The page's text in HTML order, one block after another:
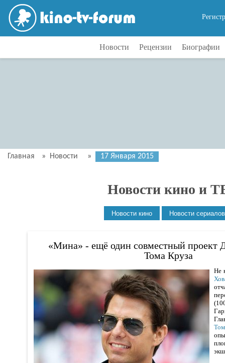
Новости Рецензии Биографии
Главная » Новости » 17 Января 2015
Новости кино и
«Мина» - ещё один совместный проект
Тома Круза
Не